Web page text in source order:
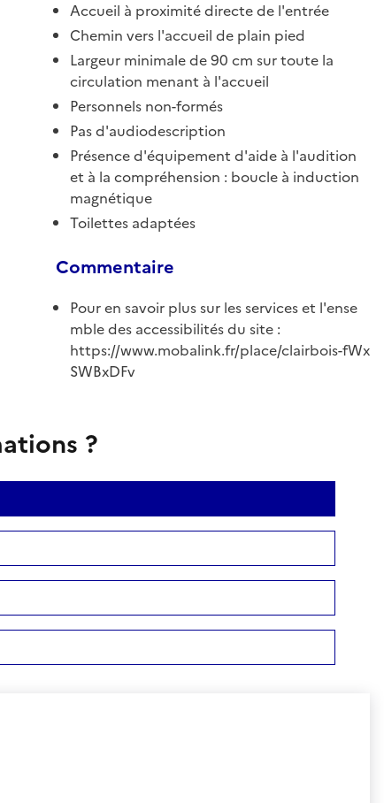
Accueil à proximité directe de l'entrée
Chemin vers l'accueil de plain pied
Largeur minimale de 90 cm sur toute la
circulation menant à l'accueil
Personnels non-formés
Pas d'audiodescription
Présence d'équipement d'aide à l'audition
et à la compréhension : boucle à induction
magnétique
Toilettes adaptées
Commentaire
Pour en savoir plus sur les services et l'ense
mble des accessibilités du site :
https://www.mobalink.fr/place/clairbois-fWx
SWBxDFv
?